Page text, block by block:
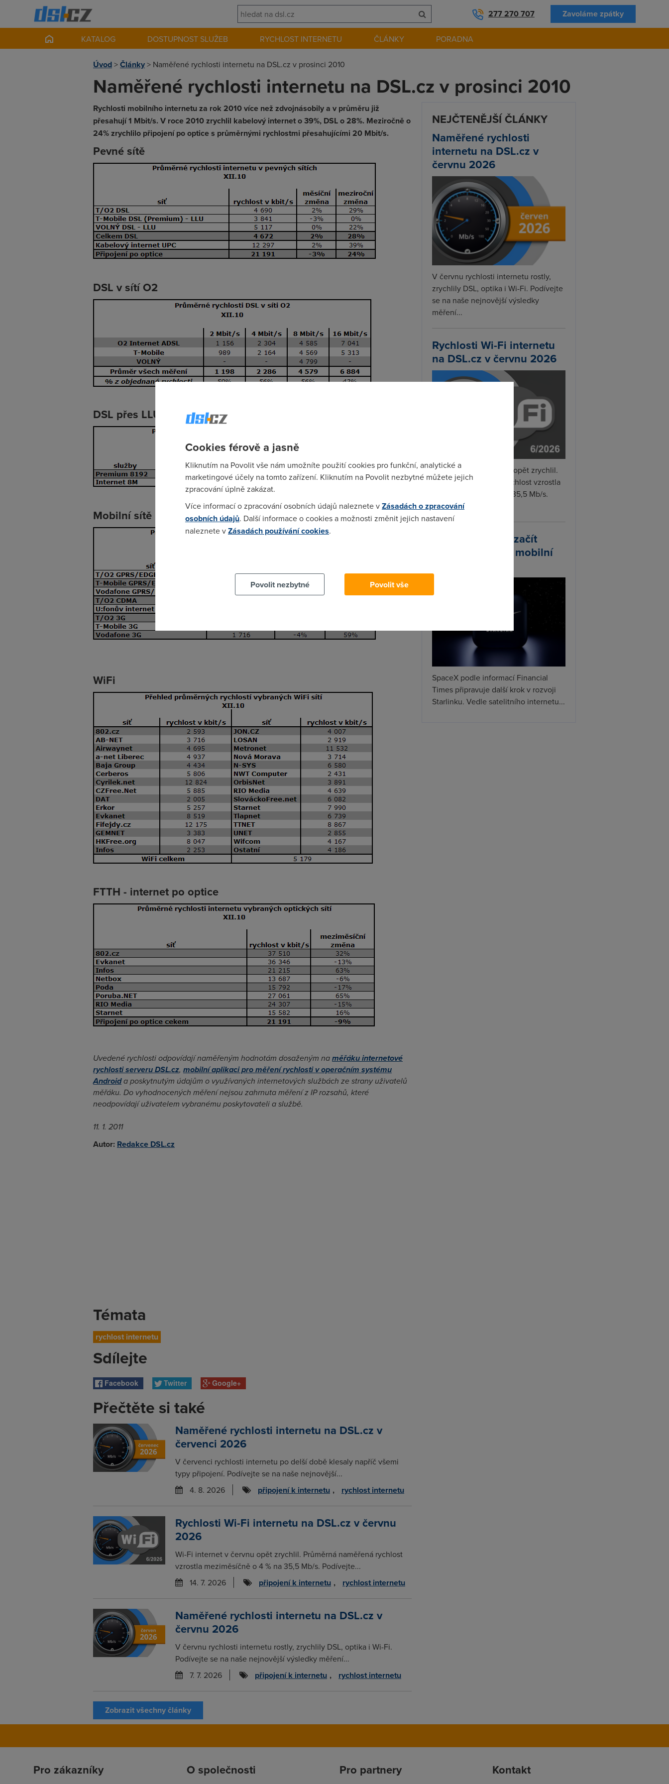
277 270 707 Zavoláme zpátky
KATALOG DOSTUPNOST SLUŽEB RYCHLOST INTERNETU ČLÁNKY PORADNA
Úvod>Články> Naměřené rychlosti internetu na DSL.cz v prosinci 2010
Naměřené rychlosti internetu na DSL.cz v prosinci 2010
Rychlosti mobilního internetu za rok 2010 více než zdvojnásobily a v průměru již
přesahují 1 Mbit/s. V roce 2010 zrychlil kabelový internet o 39%, DSL o 28%. Meziročně o
24% zrychlilo připojení po optice s průměrnými rychlostmi přesahujícími 20 Mbit/s.
Pevné sítě
DSL v sítí O2
DSL přes LLU
Mobilní sítě
WiFi
FTTH - internet po optice
Uvedené rychlosti odpovídají naměřeným hodnotám dosaženým naměřáku internetové
rychlosti serveru DSL.cz, mobilní aplikaci pro měření rychlosti v operačním systému
Androida poskytnutým údajům o využívaných internetových službách ze strany uživatelů
měřáku. Do vyhodnocených měření nejsou zahrnuta měření z IP rozsahů, které
neodpovídají uživatelem vybranému poskytovateli a službě.
11. 1. 2011
Autor: Redakce DSL.cz
Témata
rychlost internetu
Sdílejte
Facebook Twitter Google+
Přečtěte si také
Naměřené rychlosti internetu na DSL.cz v
červenci 2026
V červenci rychlosti internetu po delší době klesaly napříč všemi
typy připojení. Podívejte se na naše nejnovější...
4. 8. 2026
připojení k internetu , rychlost internetu
Rychlosti Wi-Fi internetu na DSL.cz v červnu
2026
Wi-Fi internet v červnu opět zrychlil. Průměrná naměřená rychlost
vzrostla meziměsíčně o 4 % na 35,5 Mb/s. Podívejte...
14. 7. 2026
připojení k internetu , rychlost internetu
Naměřené rychlosti internetu na DSL.cz v
červnu 2026
V červnu rychlosti internetu rostly, zrychlily DSL, optika i Wi-Fi.
Podívejte se na naše nejnovější výsledky měření...
7. 7. 2026
připojení k internetu , rychlost internetu
Zobrazit všechny články
NEJČTENĚJŠÍ ČLÁNKY
Naměřené rychlosti
internetu na DSL.cz v
červnu 2026
V červnu rychlosti internetu rostly,
zrychlily DSL, optika i Wi-Fi. Podívejte
se na naše nejnovější výsledky
měření...
Rychlosti Wi-Fi internetu
na DSL.cz v červnu 2026
Wi-Fi internet v červnu opět zrychlil.
Průměrná naměřená rychlost vzrostla
meziměsíčně o 4 % na 35,5 Mb/s.
Podívejte...
Starlink plánuje začít
prodávat vlastní mobilní
SpaceX podle informací Financial
Times připravuje další krok v rozvoji
Starlinku. Vedle satelitního internetu...
Pro zákazníky O společnosti Pro partnery Kontakt
Cookies férově a jasně
Kliknutím na Povolit vše nám umožníte použití cookies pro funkční, analytické a
marketingové účely na tomto zařízení. Kliknutím na Povolit nezbytné můžete jejich
zpracování úplně zakázat.
Více informací o zpracování osobních údajů naleznete vZásadách o zpracování
osobních údajů. Další informace o cookies a možnosti změnit jejich nastavení
naleznete vZásadách používání cookies.
Povolit nezbytné
Povolit vše